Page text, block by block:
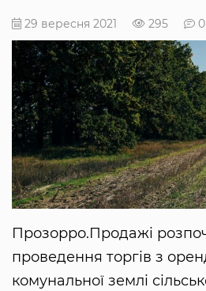
29 вересня 2021 295 0
Прозорро.Продажі
проведення торгів з
комунальної землі